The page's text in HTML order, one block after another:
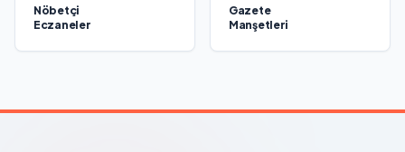
Nöbetçi
Eczaneler
Gazete
Manşetleri